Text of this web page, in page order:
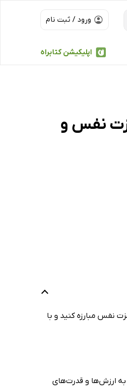
ورود / ثبت نام
اپلیکیشن کتابراه
نفس و
نفس مبارزه کنید و با
به ارزش‌ها و قدرت‌های